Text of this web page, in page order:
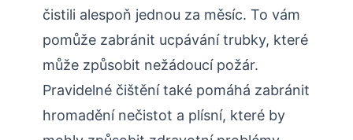
čistili alespoň jednou za měsíc. To vám
pomůže zabránit ucpávání trubky, které
může způsobit nežádoucí požár.
Pravidelné čištění také pomáhá zabránit
hromadění nečistot a plísní, které by